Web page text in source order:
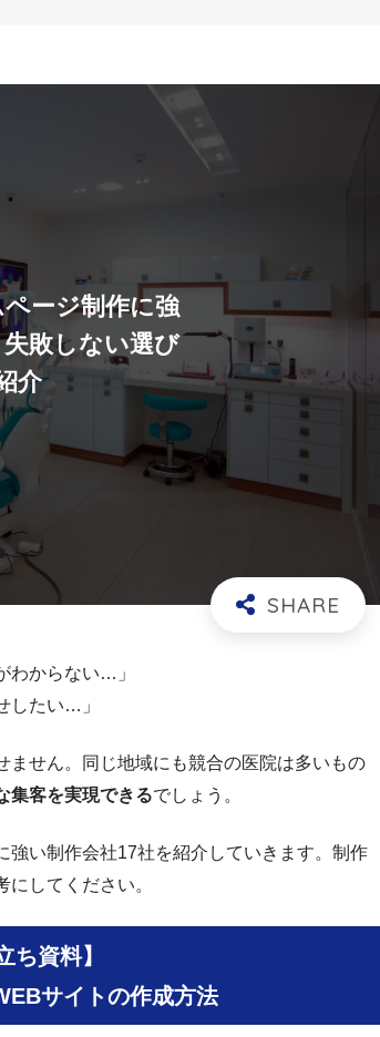
ージ制作に強
敗しない選び
介
わからない…」
したい…」
せん。同じ地域にも競合の医院は多いもの
集客を実現できるでしょう。
強い制作会社17社を紹介していきます。制作
してください。
ち資料】
サイトの作成方法